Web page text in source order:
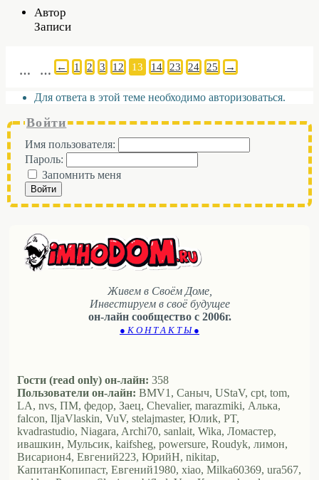
Автор
Записи
← 1 2 3
… 12 13 14
… 23 24 25 →
Для ответа в этой теме необходимо авторизоваться.
Войти
Имя пользователя:
Пароль:
Запомнить меня
Войти
Живем в Своём Доме,
Инвестируем в своё будущее
он-лайн сообщество с 2006г.
● К О Н Т А К Т Ы ●
Гости (read only) он-лайн: 358
Пользователи он-лайн: BMV1, Саныч, UStaV, cpt, tom,
LA, nvs, ПМ, федор, Заец, Chevalier, marazmiki, Алька,
falcon, IljaVlaskin, VuV, stelajmaster, Юлиk, PT,
kvadrastudio, Niagara, Archi70, sanlait, Wika, Ломастер,
ивашкин, Мульсик, kaifsheg, powersure, Roudyk, лимон,
Висариoн4, Евгений223, ЮрийН, nikitap,
КапитанКопипаст, Евгений1980, xiao, Milka60369, ura567,